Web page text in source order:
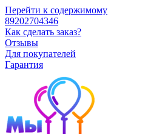
Перейти к содержимому
89202704346
Как сделать заказ?
Отзывы
Для покупателей
Гарантия